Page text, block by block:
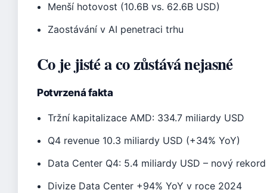
Menší hotovost (10.6B vs. 62.6B USD)
Zaostávání v AI penetraci trhu
Co je jisté a co zůstává nejasné
Potvrzená fakta
Tržní kapitalizace AMD: 334.7 miliardy USD
Q4 revenue 10.3 miliardy USD (+34% YoY)
Data Center Q4: 5.4 miliardy USD – nový rekord
Divize Data Center +94% YoY v roce 2024